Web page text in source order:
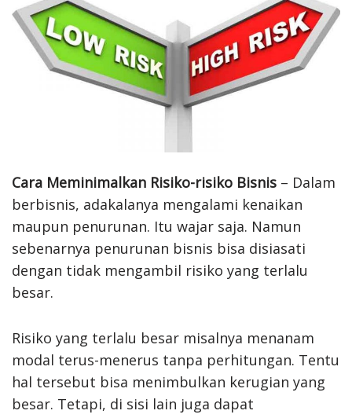
Cara Meminimalkan Risiko-risiko Bisnis – Dalam
berbisnis, adakalanya mengalami kenaikan
maupun penurunan. Itu wajar saja. Namun
sebenarnya penurunan bisnis bisa disiasati
dengan tidak mengambil risiko yang terlalu
besar.
Risiko yang terlalu besar misalnya menanam
modal terus-menerus tanpa perhitungan. Tentu
hal tersebut bisa menimbulkan kerugian yang
besar. Tetapi, di sisi lain juga dapat